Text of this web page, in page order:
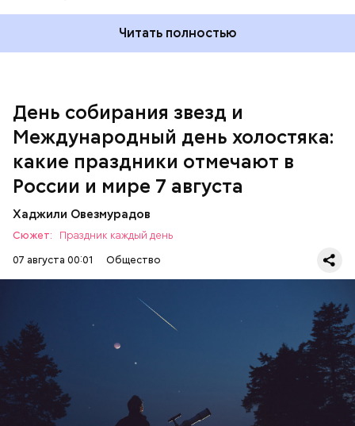
Читать полностью
День собирания звезд и
Международный день холостяка:
какие праздники отмечают в
России и мире 7 августа
Хаджили Овезмурадов
Сюжет:
Праздник каждый день
07 августа 00:01
Общество
День собирания звезд учрежден в честь
метеорного потока Персеиды, который ежегодно
можно наблюдать в августе. Все любители
смотреть на звездопад 7 августа выезжают за
город — в местность, где нет светового
загрязнения и где можно невооруженным глазом
наблюдать за падающими звездами.
ЕДА ПРАЗДНИКИ
СЛАДОСТИ
— Кабачки, порезанные кубиками, нужно легко
обжарить на сковороде. К ним добавляются зелень
петрушки, чеснок, соль и оливковое масло.
Получается очень вкусно, — поделился рецептом
Копылов.
Спагетти из кабачков